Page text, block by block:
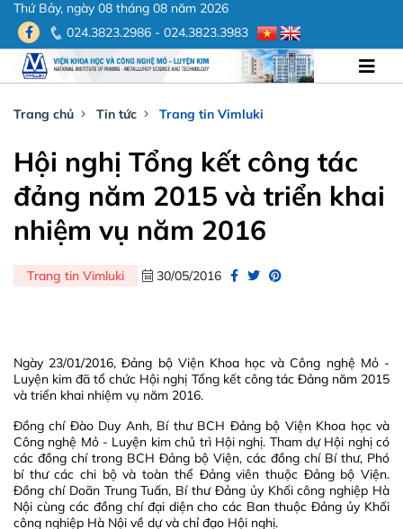
Thứ Bảy, ngày 08 tháng 08 năm 2026
024.3823.2986 - 024.3823.3983
Trang chủ Tin tức Trang tin Vimluki
Hội nghị Tổng kết công tác
đảng năm 2015 và triển khai
nhiệm vụ năm 2016
Trang tin Vimluki 30/05/2016
Ngày 23/01/2016, Đảng bộ Viện Khoa học và Công nghệ Mỏ -
Luyện kim đã tổ chức Hội nghị Tổng kết công tác Đảng năm 2015
và triển khai nhiệm vụ năm 2016.
Đồng chí Đào Duy Anh, Bí thư BCH Đảng bộ Viện Khoa học và
Công nghệ Mỏ - Luyện kim chủ trì Hội nghị. Tham dự Hội nghị có
các đồng chí trong BCH Đảng bộ Viện, các đồng chí Bí thư, Phó
bí thư các chi bộ và toàn thể Đảng viên thuộc Đảng bộ Viện.
Đồng chí Doãn Trung Tuấn, Bí thư Đảng ủy Khối công nghiệp Hà
Nội cùng các đồng chí đại diện cho các Ban thuộc Đảng ủy Khối
công nghiệp Hà Nội về dự và chỉ đạo Hội nghị.